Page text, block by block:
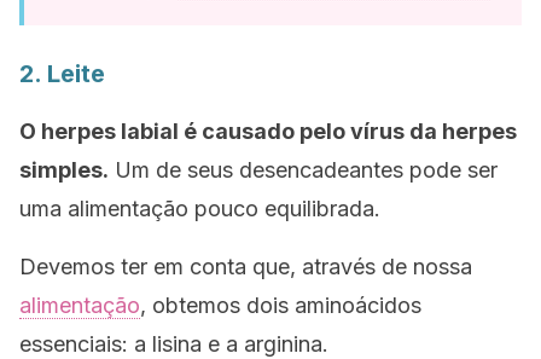
2. Leite
O herpes labial é causado pelo vírus da herpes
simples. Um de seus desencadeantes pode ser
uma alimentação pouco equilibrada.
Devemos ter em conta que, através de nossa
alimentação, obtemos dois aminoácidos
essenciais: a lisina e a arginina.